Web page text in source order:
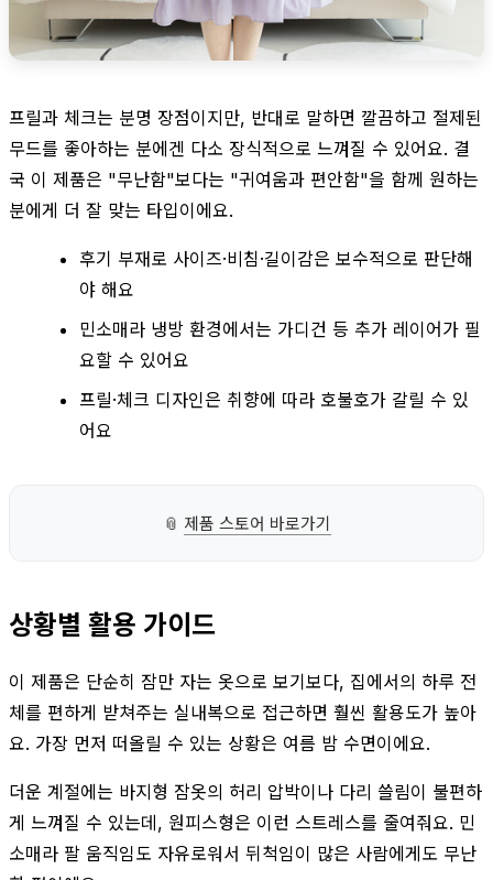
프릴과 체크는 분명 장점이지만, 반대로 말하면 깔끔하고 절제된
무드를 좋아하는 분에겐 다소 장식적으로 느껴질 수 있어요. 결
국 이 제품은 "무난함"보다는 "귀여움과 편안함"을 함께 원하는
분에게 더 잘 맞는 타입이에요.
후기 부재로 사이즈·비침·길이감은 보수적으로 판단해
야 해요
민소매라 냉방 환경에서는 가디건 등 추가 레이어가 필
요할 수 있어요
프릴·체크 디자인은 취향에 따라 호불호가 갈릴 수 있
어요
📎 제품 스토어 바로가기
상황별 활용 가이드
이 제품은 단순히 잠만 자는 옷으로 보기보다, 집에서의 하루 전
체를 편하게 받쳐주는 실내복으로 접근하면 훨씬 활용도가 높아
요. 가장 먼저 떠올릴 수 있는 상황은 여름 밤 수면이에요.
더운 계절에는 바지형 잠옷의 허리 압박이나 다리 쓸림이 불편하
게 느껴질 수 있는데, 원피스형은 이런 스트레스를 줄여줘요. 민
소매라 팔 움직임도 자유로워서 뒤척임이 많은 사람에게도 무난